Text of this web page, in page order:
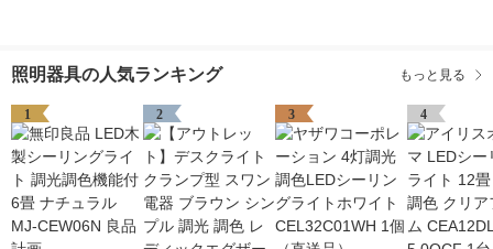
照明器具の人気ランキング もっと見る
1 2 3 4